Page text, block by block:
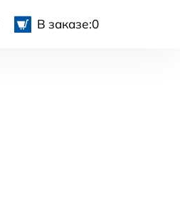
В заказе:0